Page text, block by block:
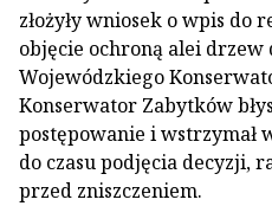
złożyły wniosek o wpis do
objęcie ochroną alei drzew
Wojewódzkiego
Konserwator Zabytków
postępowanie i wstrzymał
do czasu podjęcia decyzji,
przed zniszczeniem.